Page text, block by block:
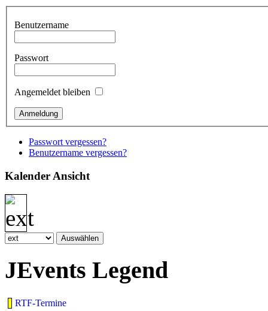
Benutzername
Passwort
Angemeldet bleiben
Passwort vergessen?
Benutzername vergessen?
Kalender Ansicht
JEvents Legend
RTF-Termine